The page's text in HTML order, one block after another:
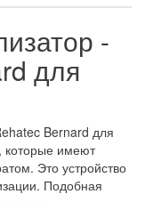
-
для
Bernard для
которые имеют
Это устройство
Подобная